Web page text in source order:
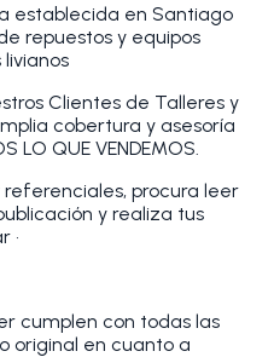
establecida en Santiago
repuestos y equipos
Clientes de Talleres y
cobertura y asesoría
LO QUE VENDEMOS.
referenciales, procura leer
y realiza tus
•
cumplen con todas las
original en cuanto a